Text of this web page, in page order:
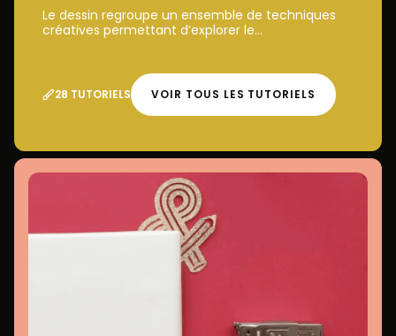
Le dessin regroupe un ensemble de techniques
créatives permettant d’explorer le...
28 TUTORIELS VOIR TOUS LES TUTORIELS